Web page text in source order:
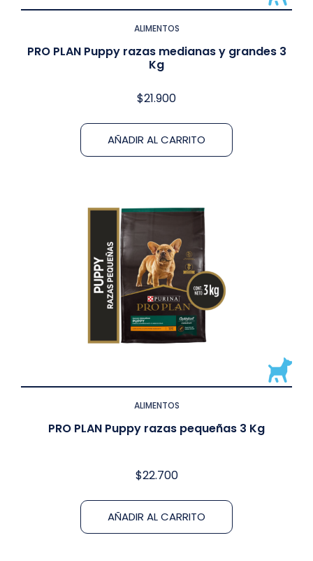
ALIMENTOS
PRO PLAN Puppy razas medianas y grandes 3
Kg
$21.900
AÑADIR AL CARRITO
ALIMENTOS
PRO PLAN Puppy razas pequeñas 3 Kg
$22.700
AÑADIR AL CARRITO